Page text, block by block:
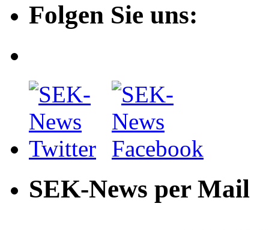
Folgen Sie uns:
SEK-News per Mail